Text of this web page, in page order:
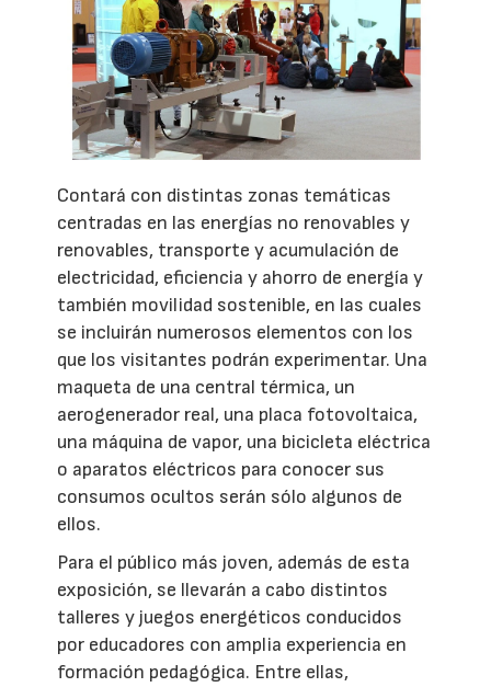
Contará con distintas zonas temáticas
centradas en las energías no renovables y
renovables, transporte y acumulación de
electricidad, eficiencia y ahorro de energía y
también movilidad sostenible, en las cuales
se incluirán numerosos elementos con los
que los visitantes podrán experimentar. Una
maqueta de una central térmica, un
aerogenerador real, una placa fotovoltaica,
una máquina de vapor, una bicicleta eléctrica
o aparatos eléctricos para conocer sus
consumos ocultos serán sólo algunos de
ellos.
Para el público más joven, además de esta
exposición, se llevarán a cabo distintos
talleres y juegos energéticos conducidos
por educadores con amplia experiencia en
formación pedagógica. Entre ellas,